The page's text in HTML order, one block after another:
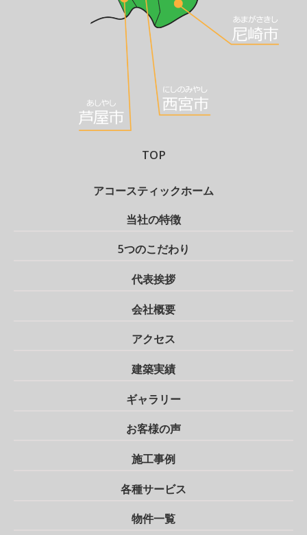
TOP
アコースティックホーム
当社の特徴
5つのこだわり
代表挨拶
会社概要
アクセス
建築実績
ギャラリー
お客様の声
施工事例
各種サービス
物件一覧